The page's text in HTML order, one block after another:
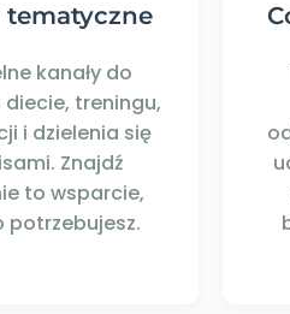
tematyczne
kanały do
diecie, treningu,
i dzielenia się
Znajdź
to wsparcie,
potrzebujesz.